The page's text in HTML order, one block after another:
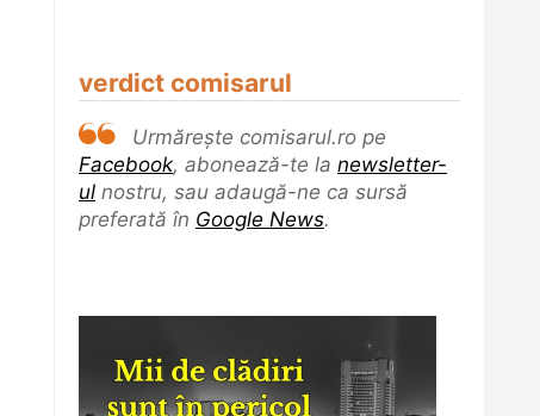
verdict comisarul
Urmărește comisarul.ro pe
Facebook, abonează-te la newsletter-
ul nostru, sau adaugă-ne ca sursă
preferată în Google News.